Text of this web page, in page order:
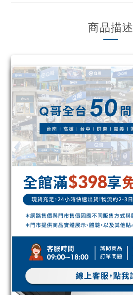
商品描述